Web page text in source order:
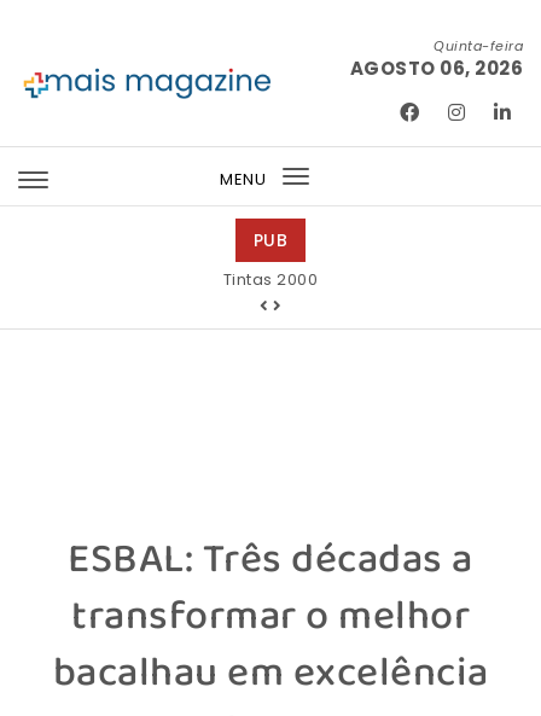
Quinta-feira
AGOSTO 06, 2026
MENU
Toggle
PUB
Tintas 2000
ESBAL: Três décadas a
transformar o melhor
bacalhau em excelência